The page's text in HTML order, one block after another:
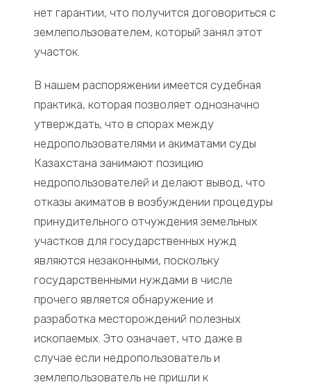
нет гарантии, что получится договориться с
землепользователем, который занял этот
участок.
В нашем распоряжении имеется судебная
практика, которая позволяет однозначно
утверждать, что в спорах между
недропользователями и акиматами суды
Казахстана занимают позицию
недропользователей и делают вывод, что
отказы акиматов в возбуждении процедуры
принудительного отчуждения земельных
участков для государственных нужд
являются незаконными, поскольку
государственными нуждами в числе
прочего является обнаружение и
разработка месторождений полезных
ископаемых. Это означает, что даже в
случае если недропользователь и
землепользователь не пришли к